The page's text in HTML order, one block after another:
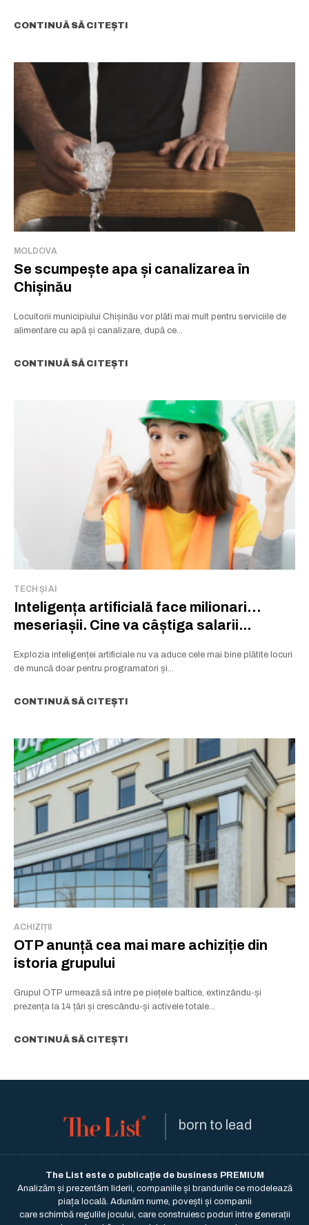
CONTINUĂ SĂ CITEȘTI
MOLDOVA
Se scumpește apa și canalizarea în
Chișinău
Locuitorii municipiului Chișinău vor plăti mai mult pentru serviciile de
alimentare cu apă și canalizare, după ce...
CONTINUĂ SĂ CITEȘTI
TECH ȘI AI
Inteligența artificială face milionari…
meseriașii. Cine va câștiga salarii...
Explozia inteligenței artificiale nu va aduce cele mai bine plătite locuri
de muncă doar pentru programatori și...
CONTINUĂ SĂ CITEȘTI
ACHIZIȚII
OTP anunță cea mai mare achiziție din
istoria grupului
Grupul OTP urmează să intre pe piețele baltice, extinzându-și
prezența la 14 țări și crescându-și activele totale...
CONTINUĂ SĂ CITEȘTI
born to lead
The List este o publicație de business PREMIUM
Analizăm și prezentăm liderii, companiile și brandurile ce modelează
piața locală. Adunăm nume, povești și companii
care schimbă regulile jocului, care construiesc poduri între generații